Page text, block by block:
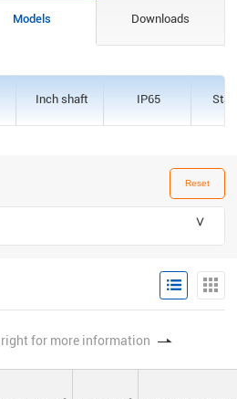
Models Downloads
Inch shaft IP65
Reset
＾
for more information